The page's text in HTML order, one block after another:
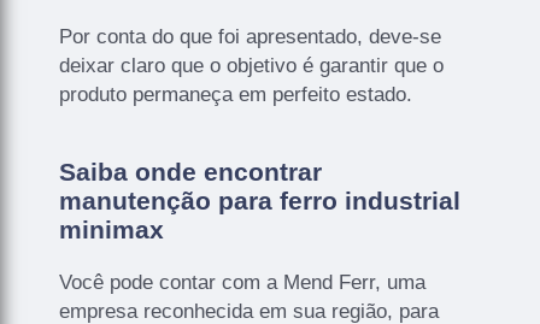
Por conta do que foi apresentado, deve-se
deixar claro que o objetivo é garantir que o
produto permaneça em perfeito estado.
Saiba onde encontrar
manutenção para ferro industrial
minimax
Você pode contar com a Mend Ferr, uma
empresa reconhecida em sua região, para